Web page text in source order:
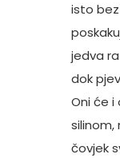
isto
jedva
dok
Oni će
silinom,
čovjek